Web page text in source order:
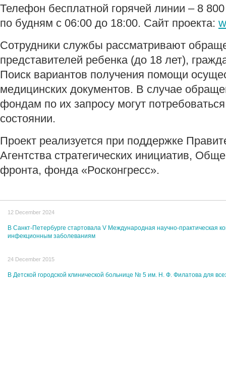
Телефон бесплатной горячей линии – 8
по будням с 06:00 до 18:00. Сайт проекта:
Сотрудники службы рассматривают
представителей ребенка (до 18 лет),
Поиск вариантов получения помощи
медицинских документов. В случае
фондам по их запросу могут
состоянии.
Проект реализуется при поддержке
Агентства стратегических инициатив,
фронта, фонда «Росконгресс».
12 December 2024
В Санкт-Петербурге стартовала V Международная научно-практическая
инфекционным заболеваниям
24 December 2015
В Детской городской клинической больнице № 5 им. Н. Ф. Филатова для